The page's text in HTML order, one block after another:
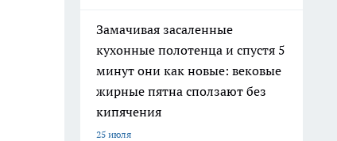
Замачивая засаленные
кухонные полотенца и спустя 5
минут они как новые: вековые
жирные пятна сползают без
кипячения
25 июля